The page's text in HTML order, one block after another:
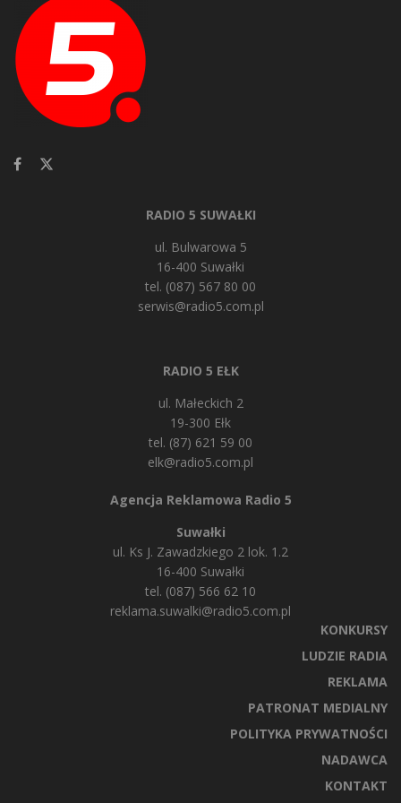
RADIO 5 SUWAŁKI
ul. Bulwarowa 5
16-400 Suwałki
tel. (087) 567 80 00
serwis@radio5.com.pl
RADIO 5 EŁK
ul. Małeckich 2
19-300 Ełk
tel. (87) 621 59 00
elk@radio5.com.pl
Agencja Reklamowa Radio 5
Suwałki
ul. Ks J. Zawadzkiego 2 lok. 1.2
16-400 Suwałki
tel. (087) 566 62 10
reklama.suwalki@radio5.com.pl
KONKURSY
LUDZIE RADIA
REKLAMA
PATRONAT MEDIALNY
POLITYKA PRYWATNOŚCI
NADAWCA
KONTAKT